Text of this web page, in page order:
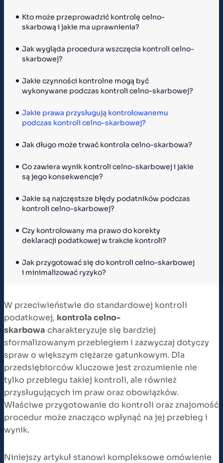
Kto może przeprowadzić kontrolę celno-
skarbową i jakie ma uprawnienia?
Jak wygląda procedura wszczęcia kontroli celno-
skarbowej?
Jakie czynności kontrolne mogą być
wykonywane podczas kontroli celno-skarbowej?
Jakie prawa przysługują kontrolowanemu
podczas kontroli celno-skarbowej?
Jak długo może trwać kontrola celno-skarbowa?
Co zawiera wynik kontroli celno-skarbowej i jakie
są jego konsekwencje?
Jakie są najczęstsze błędy podatników podczas
kontroli celno-skarbowej?
Czy kontrolowany ma prawo do korekty
deklaracji podatkowej w trakcie kontroli?
Jak przygotować się do kontroli celno-skarbowej
i minimalizować ryzyko?
W przeciwieństwie do standardowej kontroli
podatkowej, kontrola celno-
skarbowa charakteryzuje się bardziej
sformalizowanym przebiegiem i zazwyczaj dotyczy
spraw o większym ciężarze gatunkowym. Dla
przedsiębiorców kluczowe jest zrozumienie nie
tylko przebiegu takiej kontroli, ale również
przysługujących im praw oraz obowiązków.
Właściwe przygotowanie do kontroli oraz znajomość
procedur może znacząco wpłynąć na jej przebieg i
wynik.
Niniejszy artykuł stanowi kompleksowe omówienie